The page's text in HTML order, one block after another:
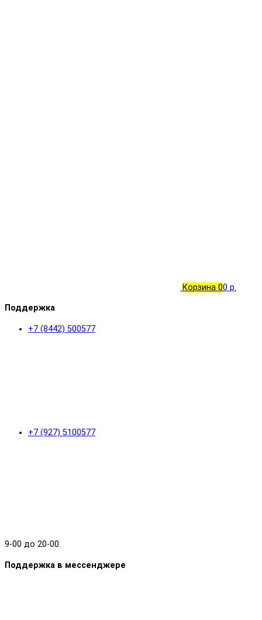
Корзина 00 р.
Поддержка
+7 (8442) 500577
+7 (927) 5100577
9-00 до 20-00.
Поддержка в мессенджере